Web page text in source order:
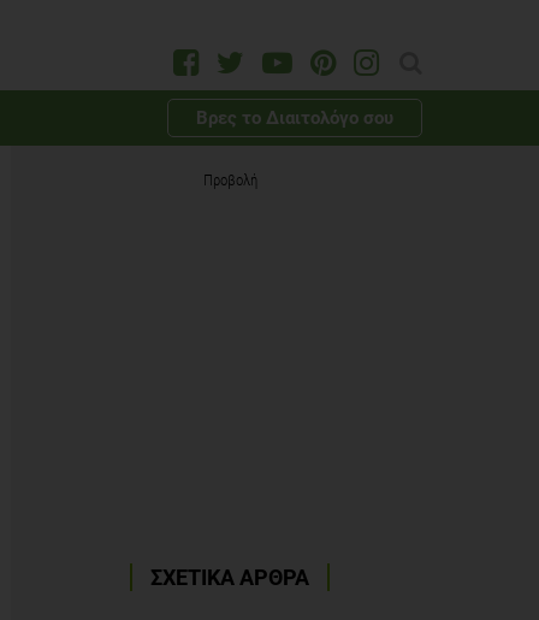
Βρες το Διαιτολόγο σου
Προβολή
ΣΧΕΤΙΚΑ ΑΡΘΡΑ